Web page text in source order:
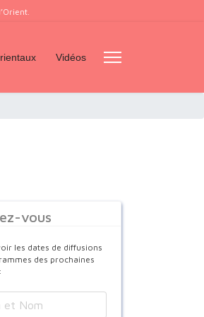
Vidéos
vous
les dates de diffusions
des prochaines